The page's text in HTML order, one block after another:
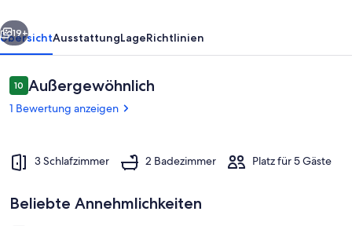
Unterkunftsgelände
Weiter
19+
ÜbersichtAusstattungLageRichtlinien
Bewertungen
1010 von 10.
Außergewöhnlich
1 Bewertung anzeigen
3 Schlafzimmer 2 Badezimmer Platz für 5 Gäste
Beliebte Annehmlichkeiten